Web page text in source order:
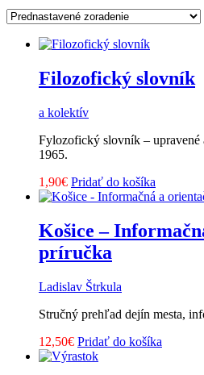
Filozofický slovník
a kolektív
Fylozofický slovník – upravené
1965.
1,90€ Pridať do košíka
Košice –
príručka
Ladislav Štrkula
Stručný prehľad dejín mesta,
12,50€ Pridať do košíka